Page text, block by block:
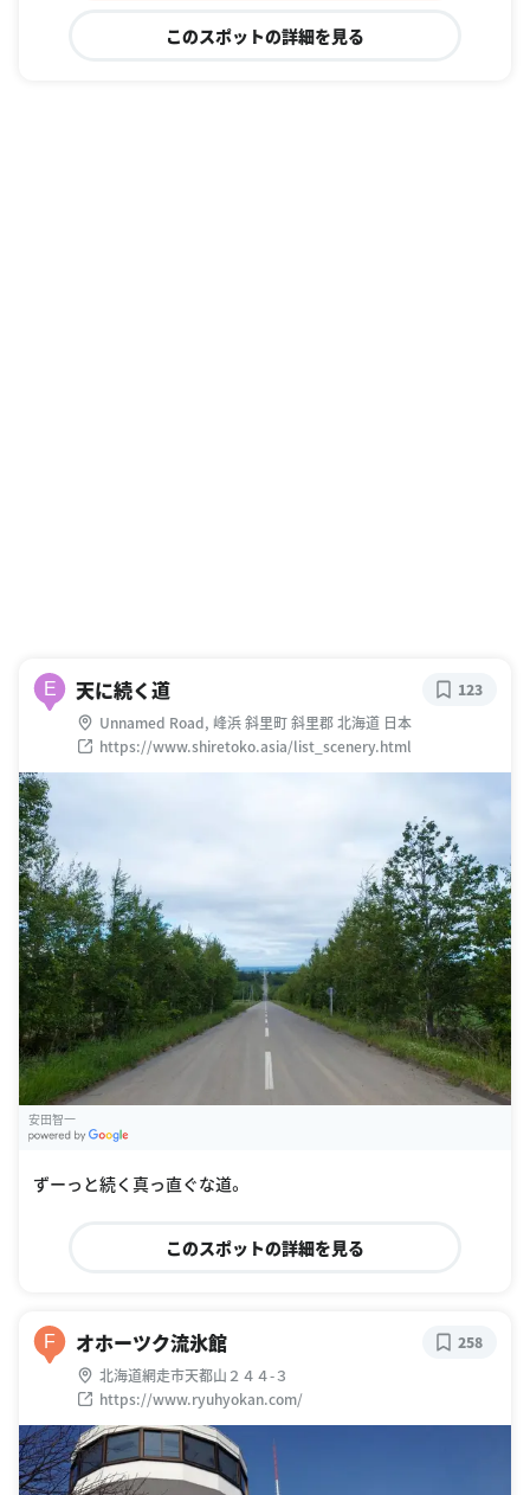
このスポットの詳細を見る
E 天に続く道
Unnamed Road, 峰浜 斜里町 斜里郡 北海道 日本
https://www.shiretoko.asia/list_scenery.html
123
安田智一
ずーっと続く真っ直ぐな道。
このスポットの詳細を見る
F オホーツク流氷館
北海道網走市天都山２４４-３
https://www.ryuhyokan.com/
258